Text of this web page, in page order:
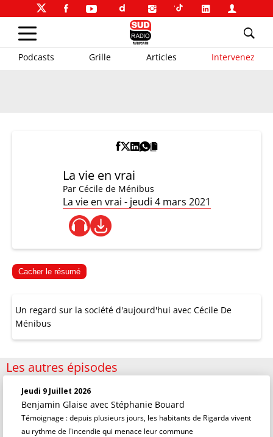
Podcasts Grille Articles Intervenez
La vie en vrai
Par Cécile de Ménibus
La vie en vrai - jeudi 4 mars 2021
Cacher le résumé
Un regard sur la société d'aujourd'hui avec Cécile De
Ménibus
Les autres épisodes
Jeudi 9 Juillet 2026
Benjamin Glaise avec Stéphanie Bouard
Témoignage : depuis plusieurs jours, les habitants de Rigarda vivent
au rythme de l'incendie qui menace leur commune